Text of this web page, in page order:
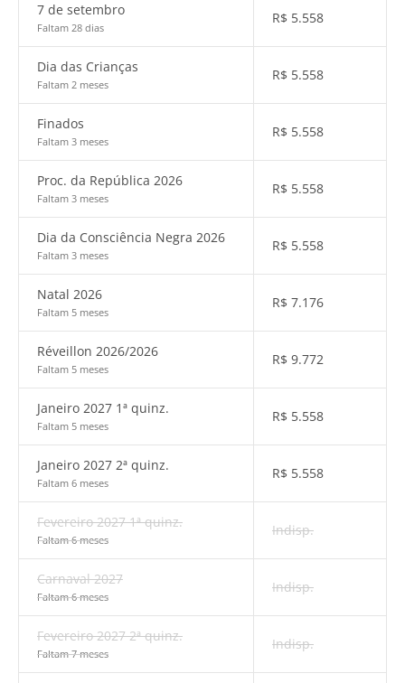
7 de setembro
Faltam 28 dias
R$ 5.558
Dia das Crianças
Faltam 2 meses
R$ 5.558
Finados
Faltam 3 meses
R$ 5.558
Proc. da República 2026
Faltam 3 meses
R$ 5.558
Dia da Consciência Negra 2026
Faltam 3 meses
R$ 5.558
Natal 2026
Faltam 5 meses
R$ 7.176
Réveillon 2026/2026
Faltam 5 meses
R$ 9.772
Janeiro 2027 1ª quinz.
Faltam 5 meses
R$ 5.558
Janeiro 2027 2ª quinz.
Faltam 6 meses
R$ 5.558
Fevereiro 2027 1ª quinz.
Faltam 6 meses
Indisp.
Carnaval 2027
Faltam 6 meses
Indisp.
Fevereiro 2027 2ª quinz.
Faltam 7 meses
Indisp.